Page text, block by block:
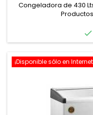
Congeladora de 430

¡Disponible sólo en